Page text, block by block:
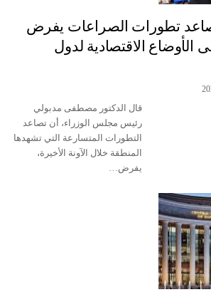
تطورات الصراعات يفرض
الأوضاع الاقتصادية لدول
قال الدكتور مصطفى مدبولي
رئيس مجلس الوزراء، أن تصاعد
التطورات المتسارعة التي تشهدها
المنطقة خلال الآونة الأخيرة،
يفرض…